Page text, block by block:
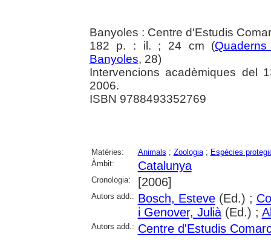
Banyoles : Centre d'Estudis
182 p. : il. ; 24 cm (
Banyoles, 28)
Intervencions acadèmiques del
2006.
ISBN 9788493352769
Matèries: Animals ; Zoologia; Espècies
Àmbit:
Catalunya
Cronologia: [2006]
Autors add.: Bosch, Esteve(Ed.) ;
i Genover, Julià(Ed.) ;
Autors add.: Centre d'Estudis